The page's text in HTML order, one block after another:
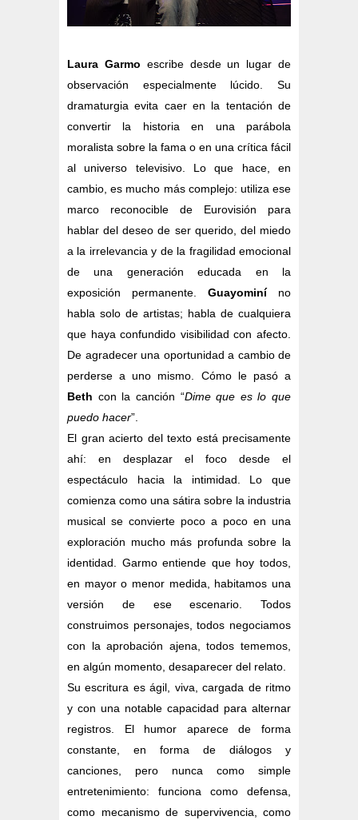
Laura Garmo escribe desde un lugar de
observación especialmente lúcido. Su
dramaturgia evita caer en la tentación de
convertir la historia en una parábola
moralista sobre la fama o en una crítica fácil
al universo televisivo. Lo que hace, en
cambio, es mucho más complejo: utiliza ese
marco reconocible de Eurovisión para
hablar del deseo de ser querido, del miedo
a la irrelevancia y de la fragilidad emocional
de una generación educada en la
exposición permanente. Guayominíno
habla solo de artistas; habla de cualquiera
que haya confundido visibilidad con afecto.
De agradecer una oportunidad a cambio de
perderse a uno mismo. Cómo le pasó a
Beth con la canción “Dime que es lo que
puedo hacer”.
El gran acierto del texto está precisamente
ahí: en desplazar el foco desde el
espectáculo hacia la intimidad. Lo que
comienza como una sátira sobre la industria
musical se convierte poco a poco en una
exploración mucho más profunda sobre la
identidad. Garmo entiende que hoy todos,
en mayor o menor medida, habitamos una
versión de ese escenario. Todos
construimos personajes, todos negociamos
con la aprobación ajena, todos tememos,
en algún momento, desaparecer del relato.
Su escritura es ágil, viva, cargada de ritmo
y con una notable capacidad para alternar
registros. El humor aparece de forma
constante, en forma de diálogos y
canciones, pero nunca como simple
entretenimiento: funciona como defensa,
como mecanismo de supervivencia, como